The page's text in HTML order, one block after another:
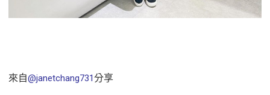
來自@janetchang731分享